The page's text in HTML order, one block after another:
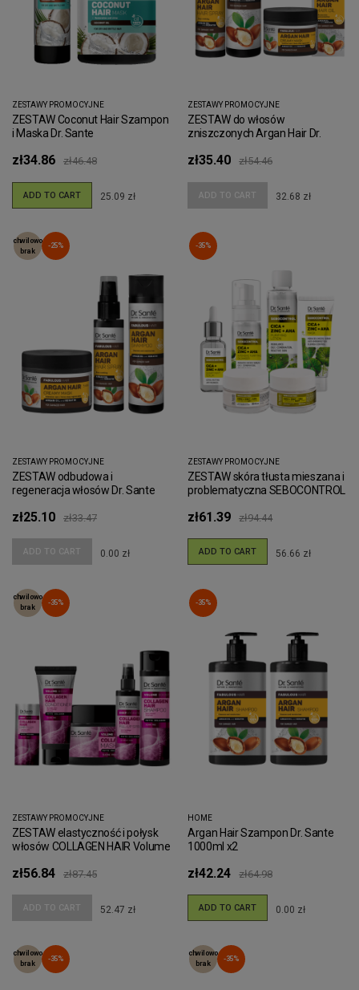
ZESTAWY PROMOCYJNE
ZESTAW Coconut Hair Szampon
i Maska Dr. Sante
zł34.86 zł46.48
ADD TO CART 25.09 zł
ZESTAWY PROMOCYJNE
ZESTAW do włosów
zniszczonych Argan Hair Dr.
zł35.40 zł54.46
ADD TO CART 32.68 zł
-25%
chwilowo
brak
ZESTAWY PROMOCYJNE
ZESTAW odbudowa i
regeneracja włosów Dr. Sante
zł25.10 zł33.47
ADD TO CART 0.00 zł
-35%
ZESTAWY PROMOCYJNE
ZESTAW skóra tłusta mieszana i
problematyczna SEBOCONTROL
zł61.39 zł94.44
ADD TO CART 56.66 zł
-35%
chwilowo
brak
ZESTAWY PROMOCYJNE
ZESTAW elastyczność i połysk
włosów COLLAGEN HAIR Volume
zł56.84 zł87.45
ADD TO CART 52.47 zł
-35%
HOME
Argan Hair Szampon Dr. Sante
1000ml x2
zł42.24 zł64.98
ADD TO CART 0.00 zł
-35%
chwilowo
brak
-35%
chwilowo
brak